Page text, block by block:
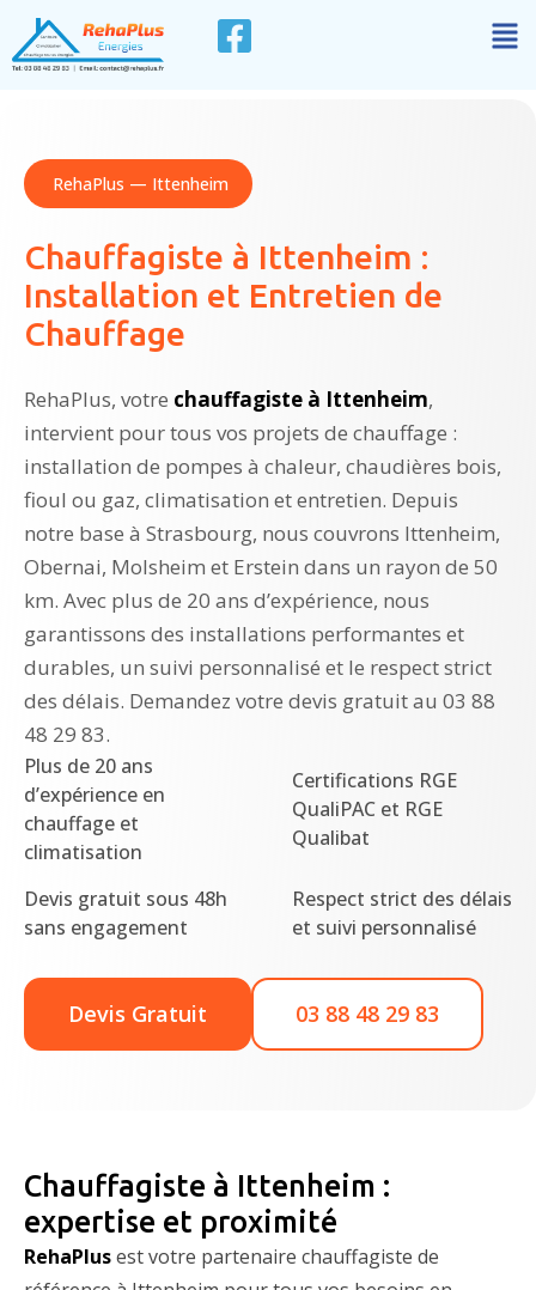
RehaPlus — Ittenheim
Chauffagiste à Ittenheim :
Installation et Entretien de
Chauffage
RehaPlus, votre chauffagiste à Ittenheim,
intervient pour tous vos projets de chauffage :
installation de pompes à chaleur, chaudières bois,
fioul ou gaz, climatisation et entretien. Depuis
notre base à Strasbourg, nous couvrons Ittenheim,
Obernai, Molsheim et Erstein dans un rayon de 50
km. Avec plus de 20 ans d’expérience, nous
garantissons des installations performantes et
durables, un suivi personnalisé et le respect strict
des délais. Demandez votre devis gratuit au 03 88
48 29 83.
Plus de 20 ans
d’expérience en
chauffage et
climatisation
Certifications RGE
QualiPAC et RGE
Qualibat
Devis gratuit sous 48h
sans engagement
Respect strict des délais
et suivi personnalisé
Devis Gratuit 03 88 48 29 83
Chauffagiste à Ittenheim :
expertise et proximité
RehaPlusest votre partenaire chauffagiste de